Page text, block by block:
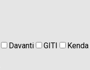
Davanti GITI Kenda